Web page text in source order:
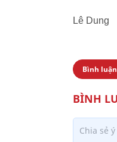
Lê Dung
Bình luận